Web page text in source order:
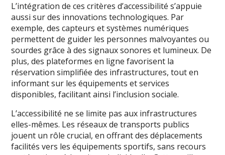
L’intégration de ces critères d’accessibilité s’appuie
aussi sur des innovations technologiques. Par
exemple, des capteurs et systèmes numériques
permettent de guider les personnes malvoyantes ou
sourdes grâce à des signaux sonores et lumineux. De
plus, des plateformes en ligne favorisent la
réservation simplifiée des infrastructures, tout en
informant sur les équipements et services
disponibles, facilitant ainsi l’inclusion sociale.
L’accessibilité ne se limite pas aux infrastructures
elles-mêmes. Les réseaux de transports publics
jouent un rôle crucial, en offrant des déplacements
facilités vers les équipements sportifs, sans recours